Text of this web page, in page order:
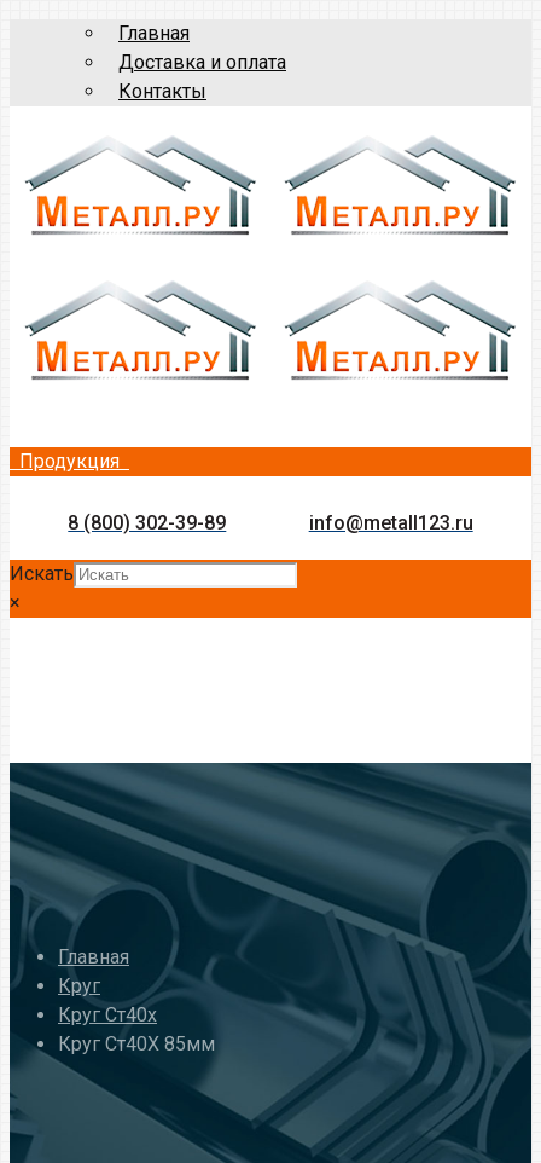
Главная
Доставка и оплата
Контакты
Продукция
8 (800) 302-39-89 info@metall123.ru
Искать
×
Главная
Круг
Круг Ст40х
Круг Ст40Х 85мм